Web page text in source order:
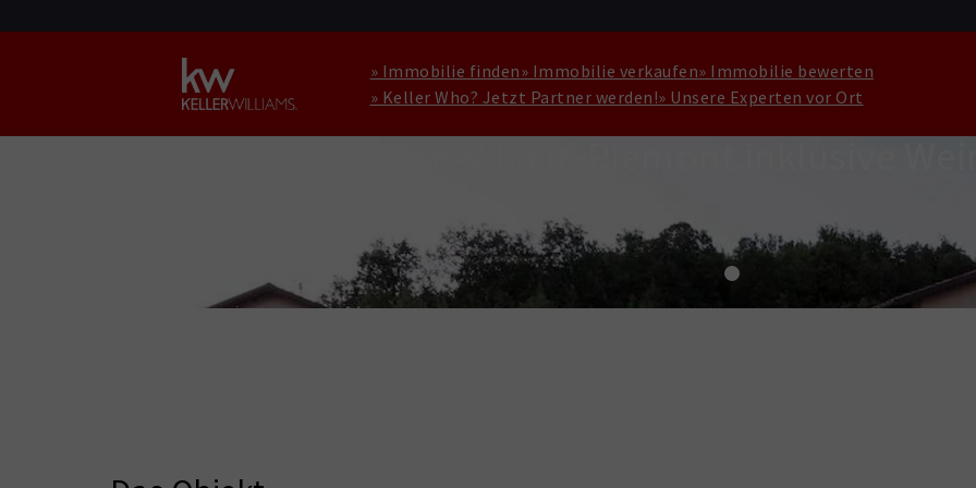
» Immobilie finden» Immobilie verkaufen» Immobilie bewerten
» Keller Who? Jetzt Partner werden!» Unsere Experten vor Ort
HAUS ZU KAUFEN IN CISSONE